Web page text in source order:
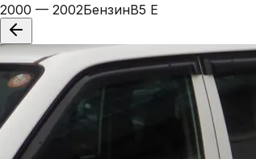
2000 — 2002БензинB5 E